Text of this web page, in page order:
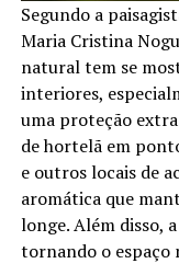
Segundo a
Maria Cristina
natural tem se
interiores,
uma proteção
de hortelã em
e outros locais de
aromática que
longe. Além disso,
tornando o espaço